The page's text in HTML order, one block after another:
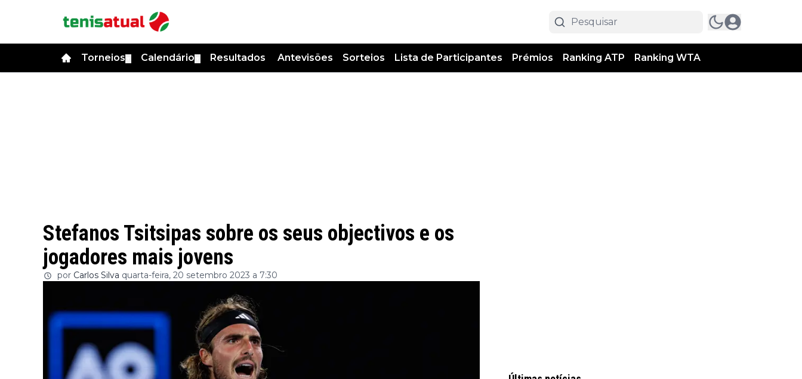
Torneios Calendário Resultados Antevisões Sorteios Lista de Participantes Prémios Ranking ATP Ranking WTA
Stefanos Tsitsipas sobre os seus objectivos e os
jogadores mais jovens
por Carlos Silva quarta-feira, 20 setembro 2023 a 7:30